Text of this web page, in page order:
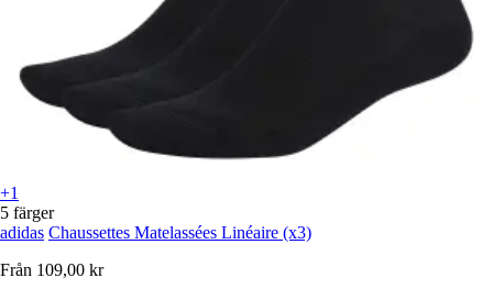
+1
5 färger
adidas Chaussettes Matelassées Linéaire (x3)
Från 109,00 kr